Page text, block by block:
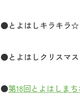
●とよはしキラキラ☆
●とよはしクリスマ
●第18回とよはしま